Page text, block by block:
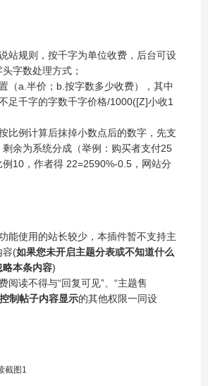
站规则，按千字为单位收费，后台可设
字数处理方式；
（a.半价；b.按字数多少收费），其中
足千字的字数千字价格/1000([Z]小收1
比例计算后抹掉小数点后的数字，先支
余为系统分成（举例：购买者支付25
10，作者得 22=2590%-0.5，网站分
能使用的站长较少，本插件暂不支持主
容(如果您未开启主题分表或不知道什么
略本条内容)
阅读不得与“回复可见”、“主题售
控制帖子内容显示的其他权限一同设